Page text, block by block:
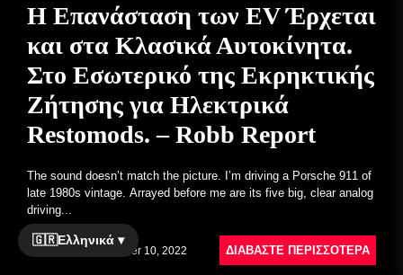
Η Επανάσταση των EV Έρχεται
και στα Κλασικά Αυτοκίνητα.
Στο Εσωτερικό της Εκρηκτικής
Ζήτησης για Ηλεκτρικά
Restomods. – Robb Report
The sound doesn’t match the picture. I’m driving a Porsche 911 of
late 1980s vintage. Arrayed before me are its five big, clear analog
driving...
Ουίλσον December 10, 2022 ΔΙΑΒΆΣΤΕ ΠΕΡΙΣΣΌΤΕΡΑ
🇬🇷Ελληνικά ▾